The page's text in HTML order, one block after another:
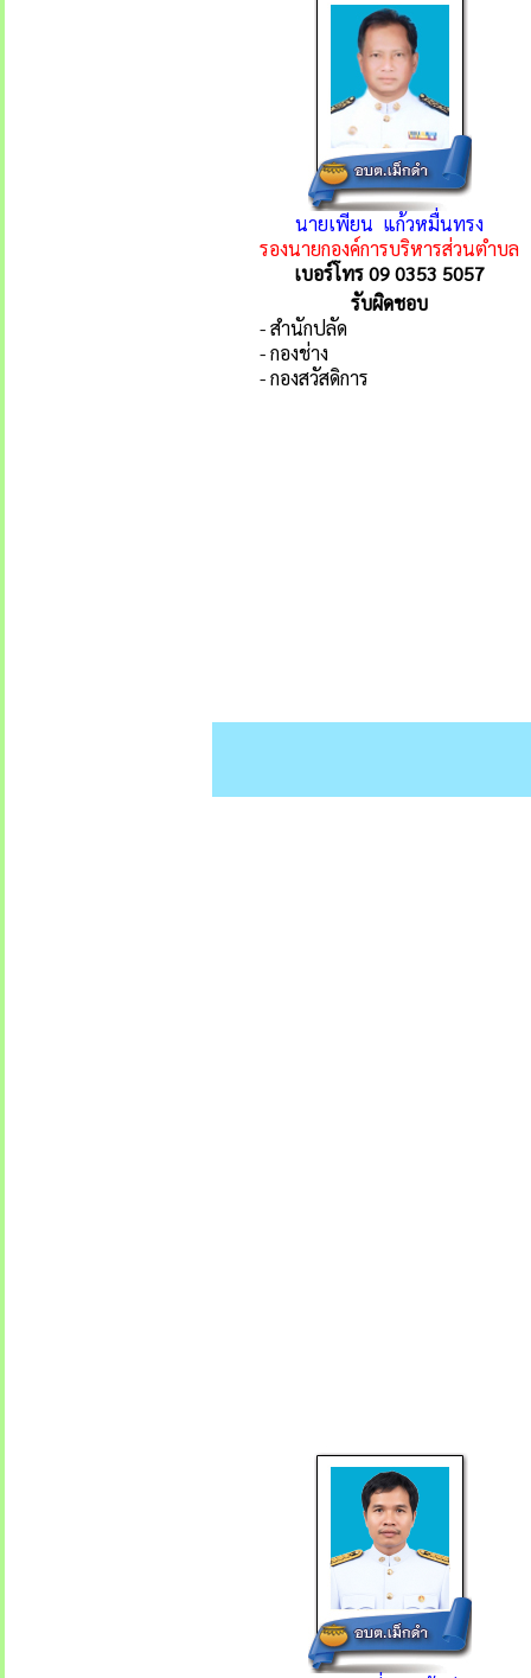
นายเพียน แก้วหมื่นทรง
รองนายกองค์การบริหารส่วนตำบล
เบอร์โทร09 0353 5057
รับผิดชอบ
- สำนักปลัด
- กองช่าง
- กองสวัสดิการ